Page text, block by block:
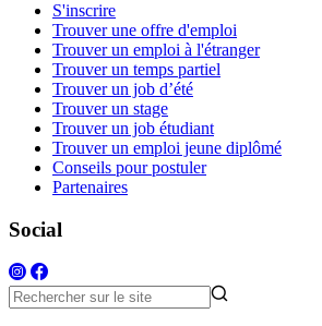
S'inscrire
Trouver une offre d'emploi
Trouver un emploi à l'étranger
Trouver un temps partiel
Trouver un job d’été
Trouver un stage
Trouver un job étudiant
Trouver un emploi jeune diplômé
Conseils pour postuler
Partenaires
Social